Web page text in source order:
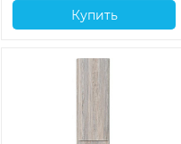
Купить